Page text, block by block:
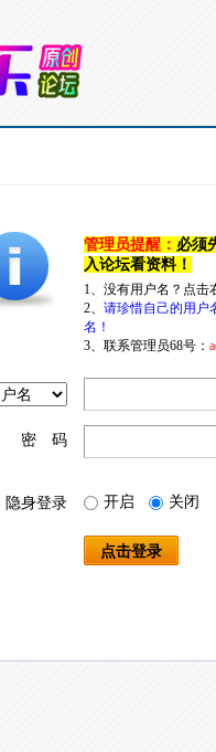
管理员提醒： 必须
入论坛看资料！
1、没有用户名？点
2、 请珍惜自己的用户
名！
3、联系管理员68号：
密 码
隐身登录 开启 关闭
点击登录